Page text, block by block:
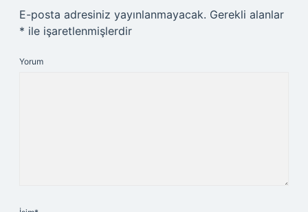
E-posta adresiniz yayınlanmayacak. Gerekli alanlar
* ile işaretlenmişlerdir
Yorum